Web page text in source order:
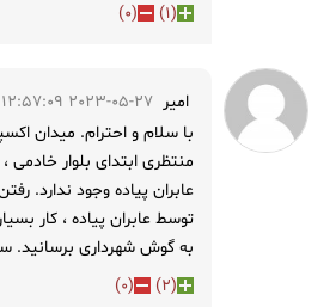
(
1
)
(
0
)
امیر 2023-05-27 12:57:09
با سلام و احترام. میدان
منتظری ابتدای بلوار
عابران پیاده وجود ندارد.
توسط عابران پیاده ، کار
به گوش شهرداری برسانید.
(
2
)
(
0
)